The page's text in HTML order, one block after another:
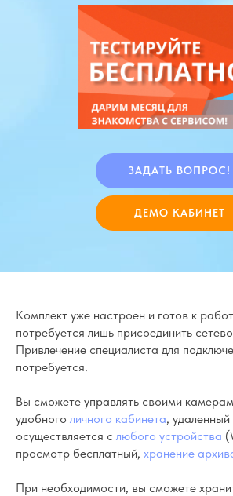
ЗАДАТЬ ВОПРОС!
ДЕМО КАБИНЕТ
Комплект уже настроен и готов к
потребуется лишь присоединить
Привлечение специалиста для
потребуется.
Вы сможете управлять своими
удобного личного кабинета, удаленный
осуществляется с любого устройства
просмотр бесплатный, хранение
При необходимости, вы сможете